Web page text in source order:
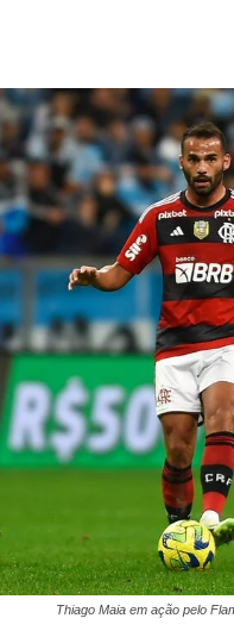
Thiago Maia em ação pelo